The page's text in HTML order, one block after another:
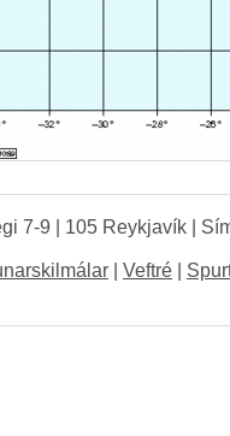
7-9 | 105 Reykjavík |
Veftré